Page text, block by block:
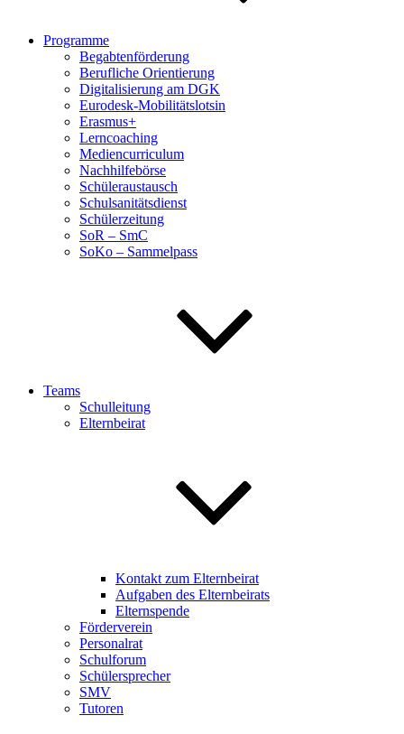
Programme
Begabtenförderung
Berufliche Orientierung
Digitalisierung am DGK
Eurodesk-Mobilitätslotsin
Erasmus+
Lerncoaching
Mediencurriculum
Nachhilfebörse
Schüleraustausch
Schulsanitätsdienst
Schülerzeitung
SoR – SmC
SoKo – Sammelpass
Teams
Schulleitung
Elternbeirat
Kontakt zum Elternbeirat
Aufgaben des Elternbeirats
Elternspende
Förderverein
Personalrat
Schulforum
Schülersprecher
SMV
Tutoren